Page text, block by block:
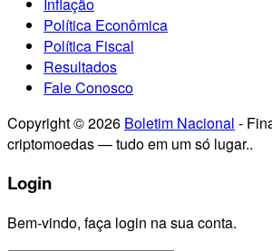
Política Econômica
Política Fiscal
Resultados
Fale Conosco
Copyright © 2026 Boletim Nacional -
criptomoedas — tudo em um só lugar..
Login
Bem-vindo, faça login na sua conta.